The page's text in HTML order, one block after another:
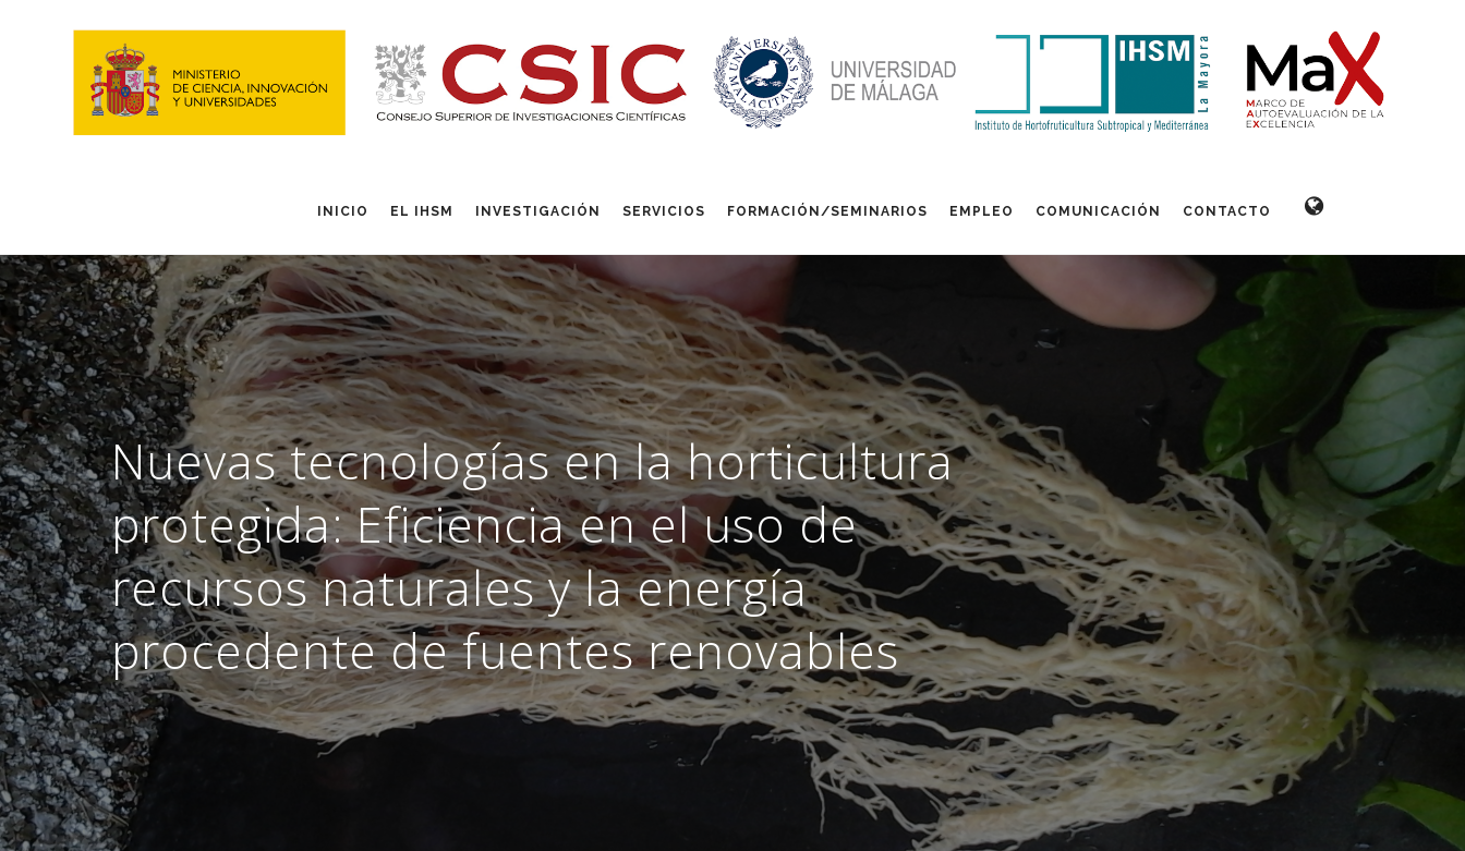
INICIO EL IHSM INVESTIGACIÓN SERVICIOS FORMACIÓN/SEMINARIOS EMPLEO COMUNICACIÓN CONTACTO
Nuevas tecnologías en la horticultura
protegida: Eficiencia en el uso de
recursos naturales y la energía
procedente de fuentes renovables